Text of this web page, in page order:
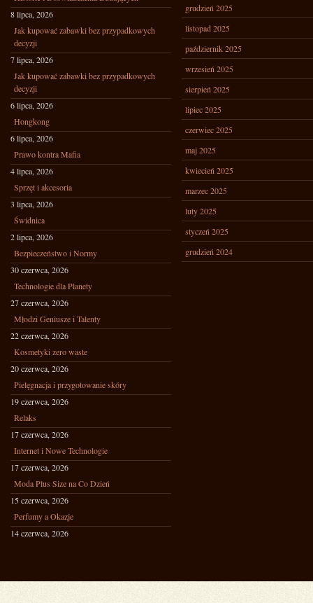
8 lipca, 2026
Jak kupować zabawki bez przypadkowych
decyzji
7 lipca, 2026
Jak kupować zabawki bez przypadkowych
decyzji
6 lipca, 2026
Hongkong
6 lipca, 2026
Prawo kontra Mafia
4 lipca, 2026
Sprzęt i akcesoria
3 lipca, 2026
Świdnica
2 lipca, 2026
Bezpieczeństwo i Normy
30 czerwca, 2026
Technologie dla Planety
27 czerwca, 2026
Młodzi Geniusze i Talenty
22 czerwca, 2026
Kosmetyki zero waste
20 czerwca, 2026
Pielęgnacja i przygotowanie skóry
19 czerwca, 2026
Relaks
17 czerwca, 2026
Internet i Nowe Technologie
17 czerwca, 2026
Moda Plus Size na Co Dzień
15 czerwca, 2026
Perfumy a Okazje
14 czerwca, 2026
grudzień 2025
listopad 2025
październik 2025
wrzesień 2025
sierpień 2025
lipiec 2025
czerwiec 2025
maj 2025
kwiecień 2025
marzec 2025
luty 2025
styczeń 2025
grudzień 2024